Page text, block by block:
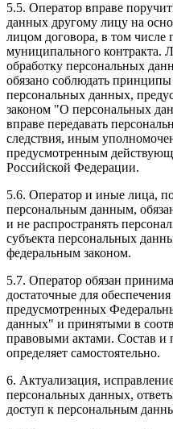
5.5. Оператор вправе
данных другому лицу на
лицом договора, в том числе
муниципального контракта.
обработку персональных
обязано соблюдать
персональных данных,
законом "О персональных
вправе передавать
следствия, иным
предусмотренным
Российской Федерации.
5.6. Оператор и иные лица,
персональным данным,
и не распространять
субъекта персональных
федеральным законом.
5.7. Оператор обязан
достаточные для
предусмотренных
данных" и принятыми в
правовыми актами. Состав и
определяет самостоятельно.
6. Актуализация,
персональных данных,
доступ к персональным